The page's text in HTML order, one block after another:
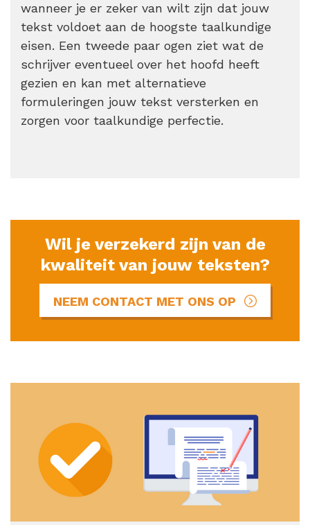
wanneer je er zeker van wilt zijn dat jouw
tekst voldoet aan de hoogste taalkundige
eisen. Een tweede paar ogen ziet wat de
schrijver eventueel over het hoofd heeft
gezien en kan met alternatieve
formuleringen jouw tekst versterken en
zorgen voor taalkundige perfectie.
Wil je verzekerd zijn van de
kwaliteit van jouw teksten?
NEEM CONTACT MET ONS OP